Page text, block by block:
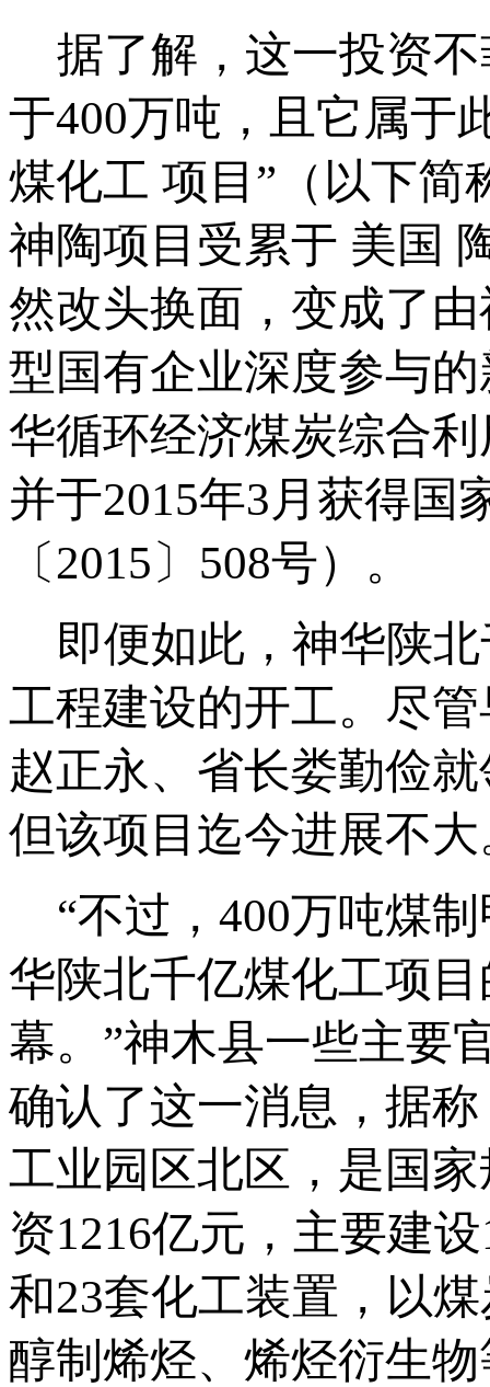
据了解，这一投资不
于400万吨，且它属于
煤化工 项目”（以下简
神陶项目受累于 美国
然改头换面，变成了
型国有企业深度参与
华循环经济煤炭综合
并于2015年3月获得国
〔2015〕508号）。
即便如此，神华陕北
工程建设的开工。尽
赵正永、省长娄勤俭
但该项目迄今进展不大
“不过，400万吨煤
华陕北千亿煤化工项
幕。”神木县一些主要
确认了这一消息，据
工业园区北区，是国
资1216亿元，主要建
和23套化工装置，以
醇制烯烃、烯烃衍生